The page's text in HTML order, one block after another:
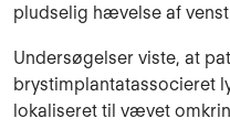
pludselig hævelse af
Undersøgelser viste, at
brystimplantatassocieret
lokaliseret til vævet